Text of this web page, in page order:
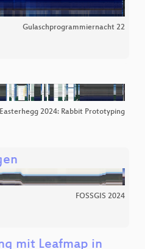
Gulaschprogrammiernacht 22
Easterhegg 2024: Rabbit Prototyping
FOSSGIS 2024
mit Leafmap in